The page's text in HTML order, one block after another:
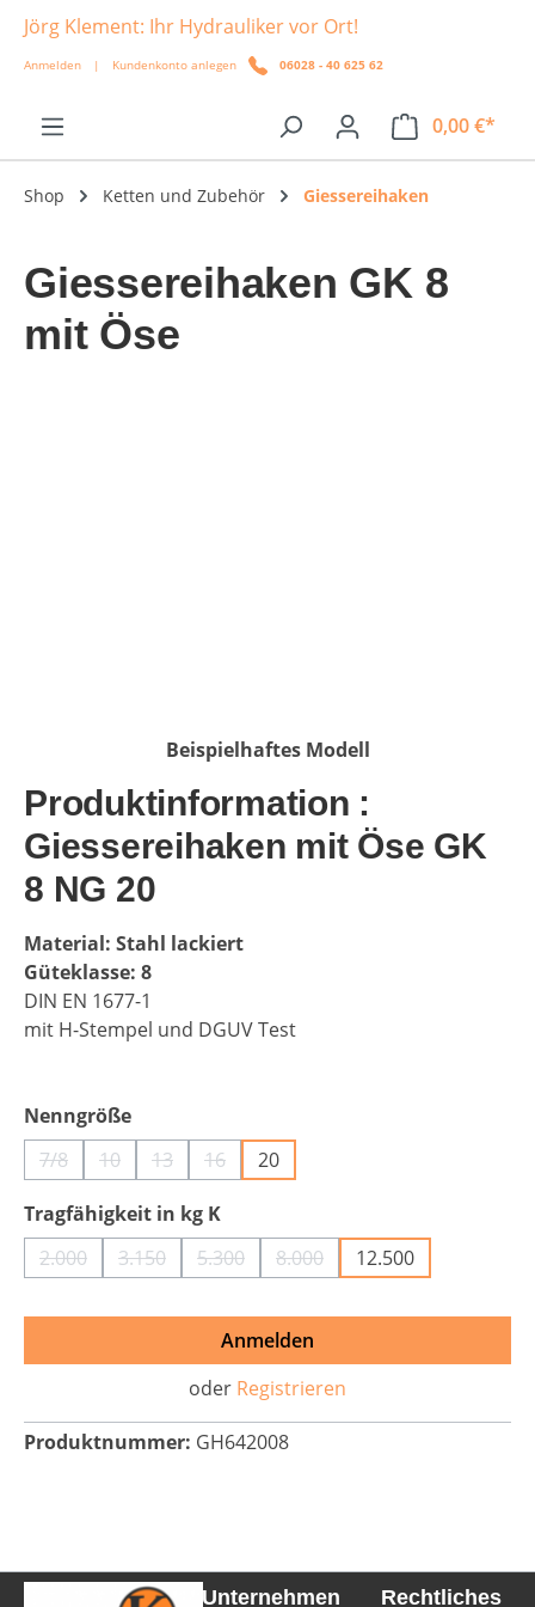
springen
Jörg Klement: Ihr Hydrauliker vor Ort!
Anmelden | Kundenkonto anlegen 06028 - 40 625 62
0,00 €*
Shop Ketten und Zubehör Giessereihaken
Giessereihaken GK 8
mit Öse
Beispielhaftes Modell
Produktinformation :
Giessereihaken mit Öse GK
8 NG 20
Material: Stahl lackiert
Güteklasse: 8
DIN EN 1677-1
mit H-Stempel und DGUV Test
Nenngrößeauswählen
7/8(Diese Option ist zurzeit nicht verfügbar.)
10(Diese Option ist zurzeit nicht verfügbar.)
13(Diese Option ist zurzeit nicht verfügbar.)
16(Diese Option ist zurzeit nicht
20
Tragfähigkeit in kg Kauswählen
2.000(Diese Option ist zurzeit nicht verfügbar.)
3.150(Diese Option ist zurzeit nicht verfügbar.)
5.300(Diese Option ist zurzeit nicht
8.000(Diese Option ist zurzeit
12.500
Anmelden
oder Registrieren
Produktnummer: GH642008
Unternehmen Rechtliches